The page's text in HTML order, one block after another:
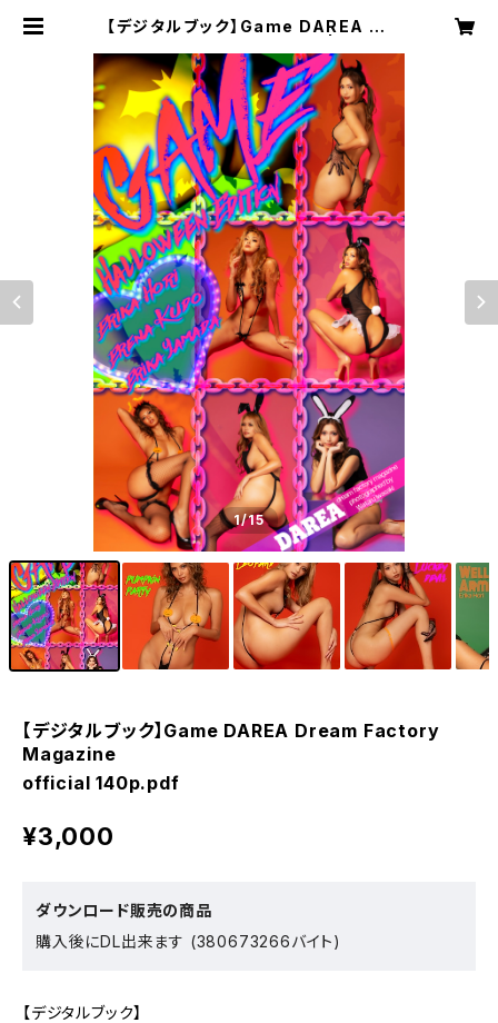
【デジタルブック】Game DAREA Dr
A STUDIO
1/15
【デジタルブック】Game DAREA Dream Factory
Magazine
official 140p.pdf
¥3,000
ダウンロード販売の商品
購入後にDL出来ます (380673266バイト)
【デジタルブック】